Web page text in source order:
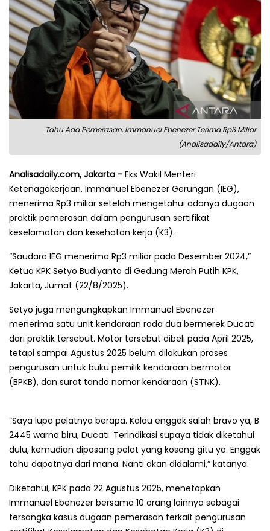
Tahu Ada Pemerasan, Immanuel Ebenezer Terima Rp3 Miliar
(Analisadaily/Antara)
Analisadaily.com, Jakarta - Eks Wakil Menteri
Ketenagakerjaan, Immanuel Ebenezer Gerungan (IEG),
menerima Rp3 miliar setelah mengetahui adanya dugaan
praktik pemerasan dalam pengurusan sertifikat
keselamatan dan kesehatan kerja (K3).
“Saudara IEG menerima Rp3 miliar pada Desember 2024,”
Ketua KPK Setyo Budiyanto di Gedung Merah Putih KPK,
Jakarta, Jumat (22/8/2025).
Setyo juga mengungkapkan Immanuel Ebenezer
menerima satu unit kendaraan roda dua bermerek Ducati
dari praktik tersebut. Motor tersebut dibeli pada April 2025,
tetapi sampai Agustus 2025 belum dilakukan proses
pengurusan untuk buku pemilik kendaraan bermotor
(BPKB), dan surat tanda nomor kendaraan (STNK).
“Saya lupa pelatnya berapa. Kalau enggak salah bravo ya, B
2445 warna biru, Ducati. Terindikasi supaya tidak diketahui
dulu, kemudian dipasang pelat yang kosong gitu ya. Enggak
tahu dapatnya dari mana. Nanti akan didalami,” katanya.
Diketahui, KPK pada 22 Agustus 2025, menetapkan
Immanuel Ebenezer bersama 10 orang lainnya sebagai
tersangka kasus dugaan pemerasan terkait pengurusan